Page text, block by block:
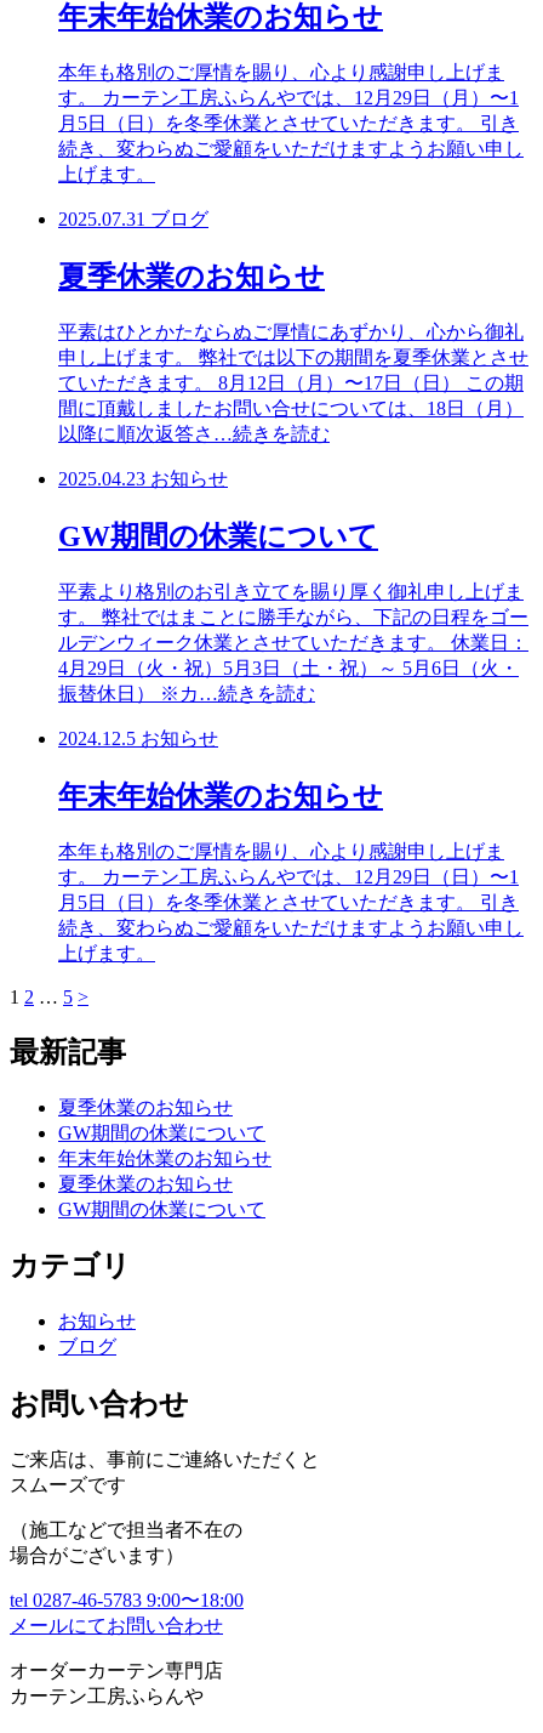
年末年始休業のお知らせ
本年も格別のご厚情を賜り、心より感謝申し上げま
す。 カーテン工房ふらんやでは、12月29日（月）〜1
月5日（日）を冬季休業とさせていただきます。 引き
続き、変わらぬご愛顧をいただけますようお願い申し
上げます。
2025.07.31 ブログ
夏季休業のお知らせ
平素はひとかたならぬご厚情にあずかり、心から御礼
申し上げます。 弊社では以下の期間を夏季休業とさせ
ていただきます。 8月12日（月）〜17日（日） この期
間に頂戴しましたお問い合せについては、18日（月）
以降に順次返答さ …続きを読む
2025.04.23 お知らせ
GW期間の休業について
平素より格別のお引き立てを賜り厚く御礼申し上げま
す。 弊社ではまことに勝手ながら、下記の日程をゴー
ルデンウィーク休業とさせていただきます。 休業日：
4月29日（火・祝）5月3日（土・祝）～ 5月6日（火・
振替休日） ※カ…続きを読む
2024.12.5 お知らせ
年末年始休業のお知らせ
本年も格別のご厚情を賜り、心より感謝申し上げま
す。 カーテン工房ふらんやでは、12月29日（日）〜1
月5日（日）を冬季休業とさせていただきます。 引き
続き、変わらぬご愛顧をいただけますようお願い申し
上げます。
1 2 … 5 >
最新記事
夏季休業のお知らせ
GW期間の休業について
年末年始休業のお知らせ
夏季休業のお知らせ
GW期間の休業について
カテゴリ
お知らせ
ブログ
お問い合わせ
ご来店は、事前にご連絡いただくと
スムーズです
（施工などで担当者不在の
場合がございます）
tel 0287-46-5783 9:00〜18:00
メールにてお問い合わせ
オーダーカーテン専門店
カーテン工房ふらんや